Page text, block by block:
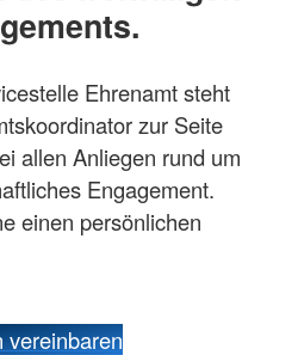
Ehrenamt steht
zur Seite
allen Anliegen rund um
Engagement.
einen persönlichen
vereinbaren